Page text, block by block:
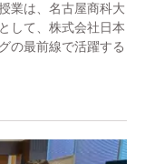
業は、名古屋商科大
して、株式会社日本
の最前線で活躍する